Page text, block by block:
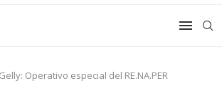
Operativo especial del RE.NA.PER